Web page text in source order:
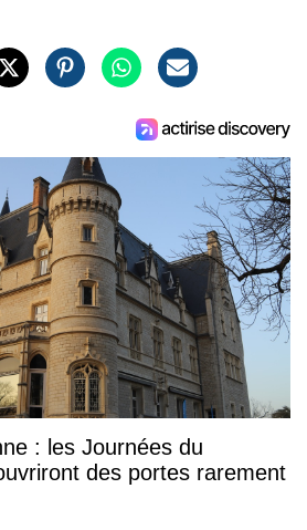
: les Journées du
des portes rarement